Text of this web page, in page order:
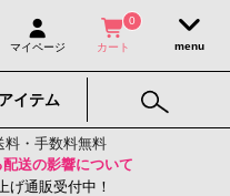
マイページ
0
カート
アイテム
・手数料無料
送の影響について
げ通販受付中！